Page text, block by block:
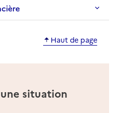
Haut de page
situation